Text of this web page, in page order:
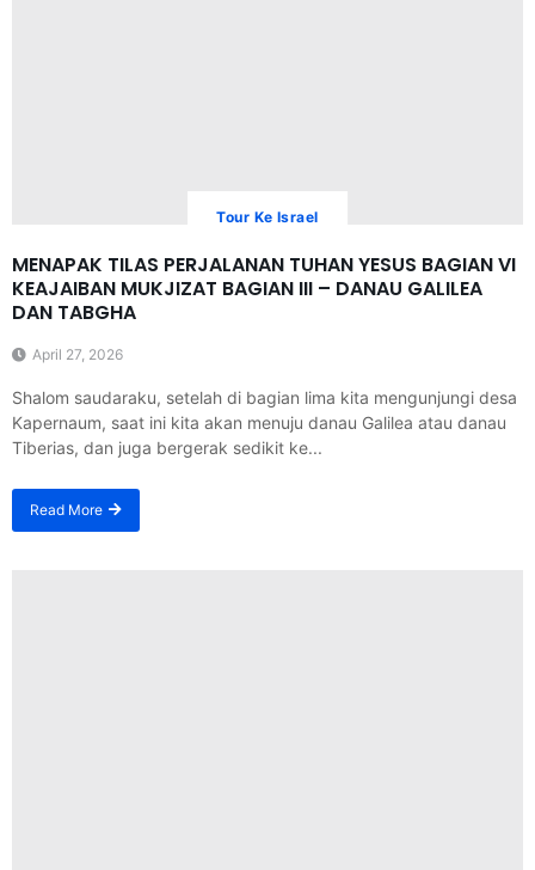
Tour Ke Israel
MENAPAK TILAS PERJALANAN TUHAN YESUS BAGIAN VI
KEAJAIBAN MUKJIZAT BAGIAN III – DANAU GALILEA
DAN TABGHA
April 27, 2026
Shalom saudaraku, setelah di bagian lima kita mengunjungi desa
Kapernaum, saat ini kita akan menuju danau Galilea atau danau
Tiberias, dan juga bergerak sedikit ke...
Read More